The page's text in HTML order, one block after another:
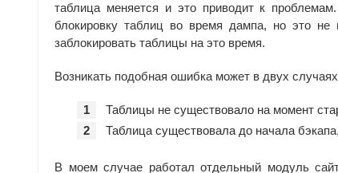
таблица меняется и это приводит к
блокировку таблиц во время дампа, но это
заблокировать таблицы на это время.
Возникать подобная ошибка может в двух
Таблицы не существовало на момент
Таблица существовала до начала
В моем случае работал отдельный модуль